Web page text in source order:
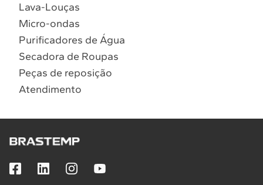
Lava-Louças
Micro-ondas
Purificadores de Água
Secadora de Roupas
Peças de reposição
Atendimento